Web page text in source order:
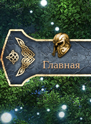
Главная